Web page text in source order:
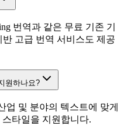
번역과 같은 무료 기존 기
고급 번역 서비스도 제공
원하나요?
업 및 분야의 텍스트에 맞게
타일을 지원합니다.